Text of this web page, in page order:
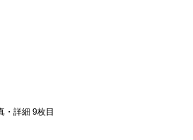
・詳細 9枚目